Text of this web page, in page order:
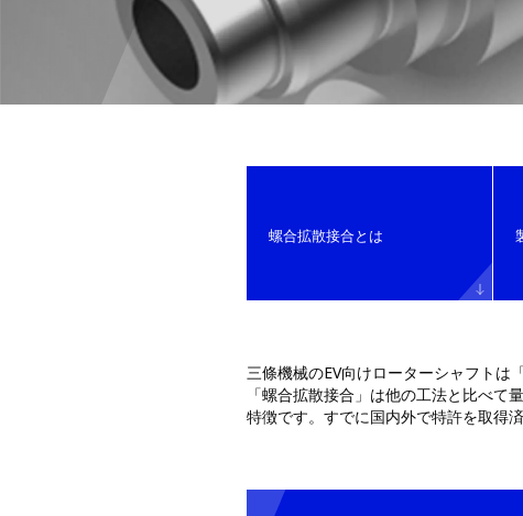
螺合拡散接合とは
三條機械のEV向けローターシャフトは
「螺合拡散接合」は他の工法と比べ
特徴です。すでに国内外で特許を取得